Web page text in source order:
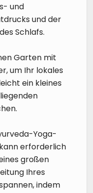
und
und der
Schlafs.
Garten mit
um Ihr lokales
ein kleines
Yoga-
erforderlich
großen
Ihres
indem